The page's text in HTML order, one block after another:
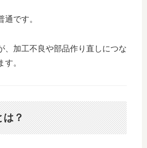
通です。
、加工不良や部品作り直しにつな
す。
は？